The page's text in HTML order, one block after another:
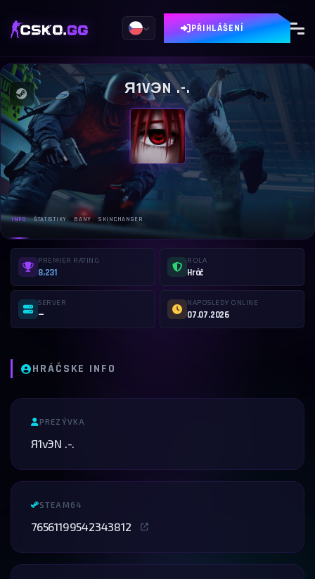
PŘIHLÁŠENÍ
Я1VЭN .-.
INFO ŠTATISTIKY BANY SKINCHANGER
PREMIER RATING
8,231
ROLA
Hráč
SERVER
—
NAPOSLEDY ONLINE
07.07.2026
HRÁČSKE INFO
PREZÝVKA
Я1vЭN .-.
STEAM64
76561199542343812